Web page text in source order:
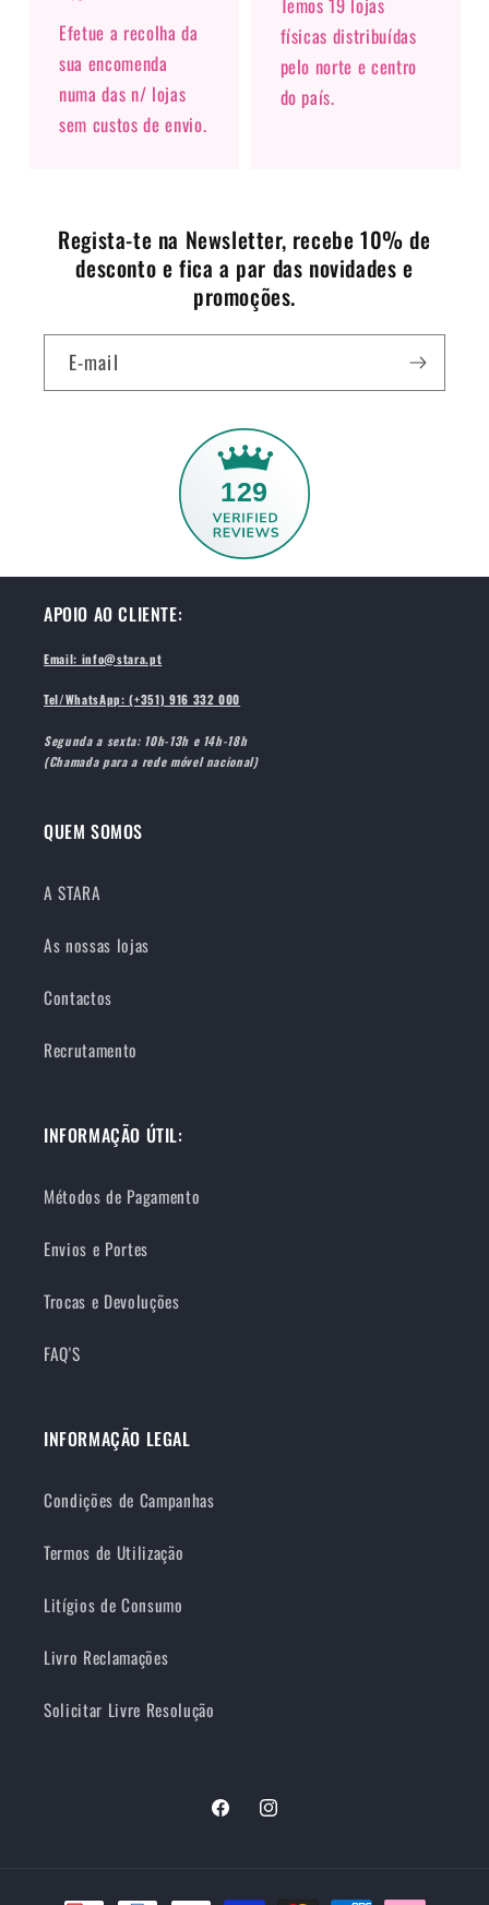
Efetue a recolha da
sua encomenda
numa das n/ lojas
sem custos de envio.
físicas distribuídas
pelo norte e centro
do país.
Regista-te na Newsletter, recebe 10% de
desconto e fica a par das novidades e
promoções.
E-mail
129
APOIO AO CLIENTE:
Email: info@stara.pt
Tel/WhatsApp: (+351) 916 332 000
Segunda a sexta: 10h-13h e 14h-18h
(Chamada para a rede móvel nacional)
QUEM SOMOS
A STARA
As nossas lojas
Contactos
Recrutamento
INFORMAÇÃO ÚTIL:
Métodos de Pagamento
Envios e Portes
Trocas e Devoluções
FAQ'S
INFORMAÇÃO LEGAL
Condições de Campanhas
Termos de Utilização
Litígios de Consumo
Livro Reclamações
Solicitar Livre Resolução
FacebookInstagram